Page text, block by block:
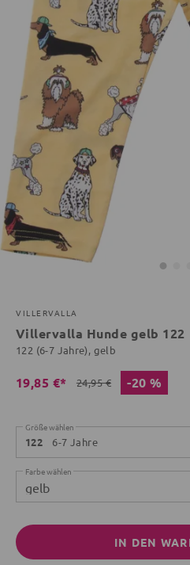
VILLERVALLA
Villervalla Hunde gelb 122
122 (6-7 Jahre), gelb
19,85 €* 24,95 € -20 %
Größe wählen
122 6-7 Jahre
Farbe wählen
gelb
IN DEN